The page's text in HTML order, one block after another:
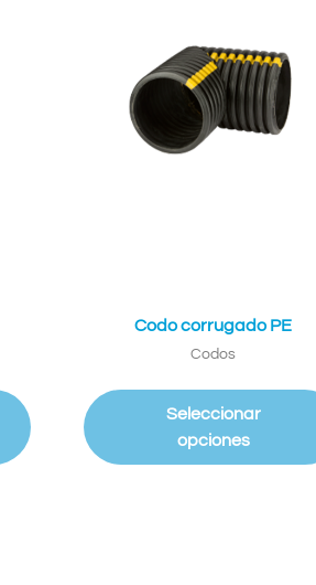
Codo corrugado PE
Codos
Seleccionar
opciones